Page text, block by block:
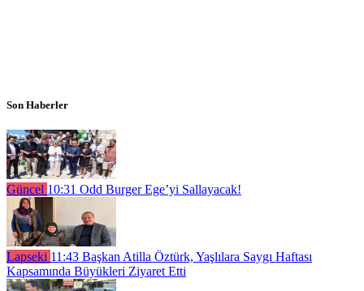
Son Haberler
Güncel 10:31 Odd Burger Ege’yi Sallayacak!
Lapseki 11:43 Başkan Atilla Öztürk, Yaşlılara Saygı Haftası
Kapsamında Büyükleri Ziyaret Etti